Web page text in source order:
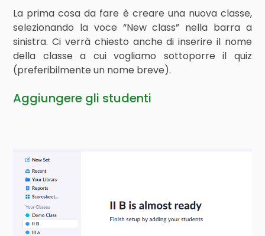
La prima cosa da fare è creare una nuova classe,
selezionando la voce “New class” nella barra a
sinistra. Ci verrà chiesto anche di inserire il nome
della classe a cui vogliamo sottoporre il quiz
(preferibilmente un nome breve).
Aggiungere gli studenti